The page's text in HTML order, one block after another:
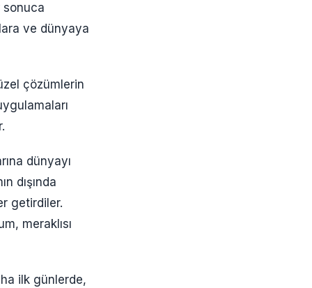
sonuca
ve dünyaya
çözümlerin
dünyayı
dışında
getirdiler.
meraklısı
ilk günlerde,